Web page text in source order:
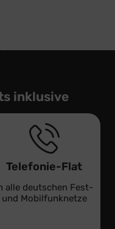
inklusive
Telefonie-Flat
alle deutschen Fest-
und Mobilfunknetze